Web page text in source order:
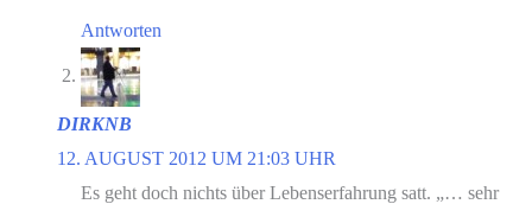
Antworten
DIRKNB
12. AUGUST 2012 UM 21:03 UHR
Es geht doch nichts über Lebenserfahrung satt. „… sehr